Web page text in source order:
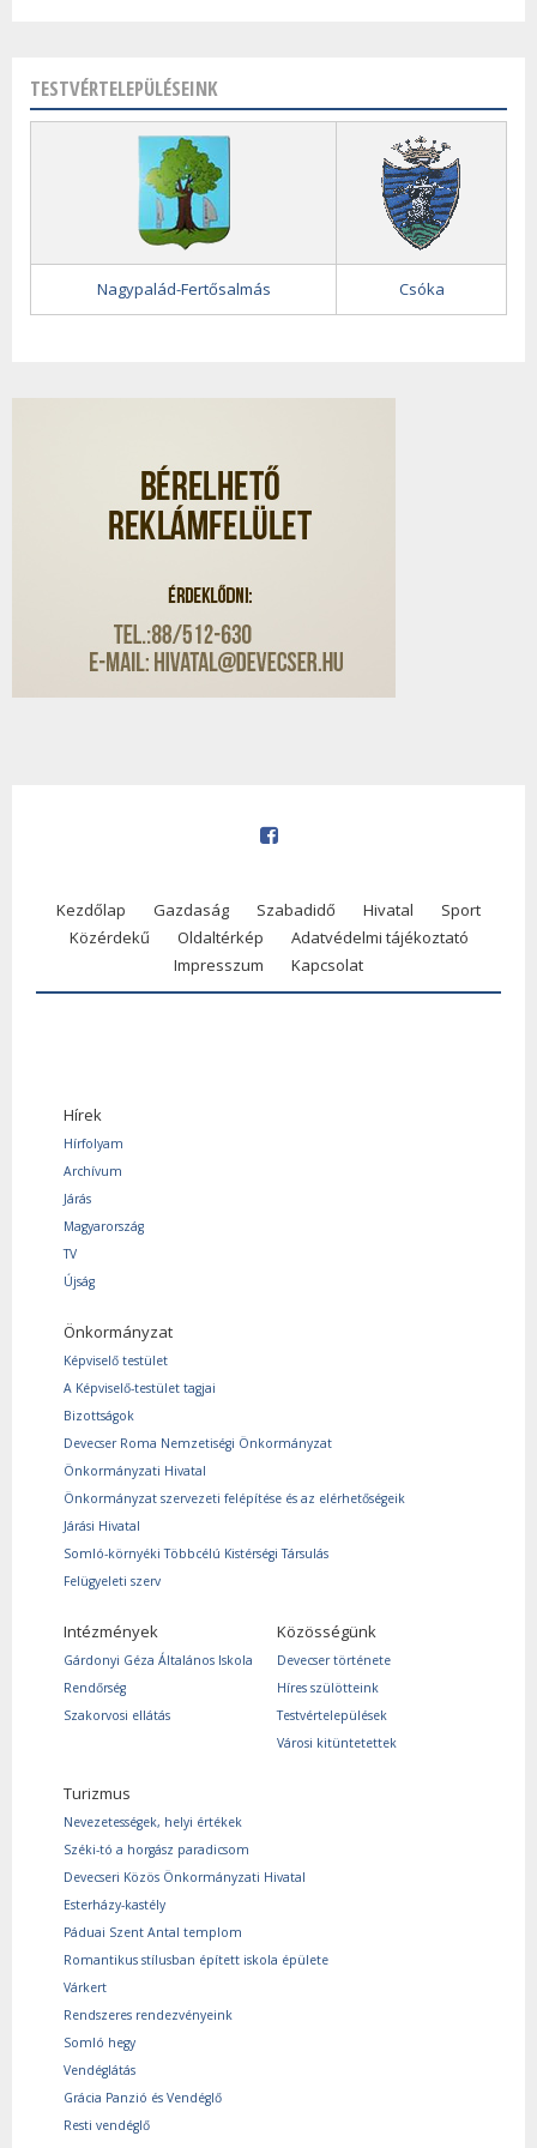
TESTVÉRTELEPÜLÉSEINK
Nagypalád-Fertősalmás Csóka
Kezdőlap Gazdaság Szabadidő Hivatal
Sport
Közérdekű
Oldaltérkép
Adatvédelmi tájékoztató
Impresszum
Kapcsolat
Hírek
Hírfolyam
Archívum
Járás
Magyarország
TV
Újság
Önkormányzat
Képviselő testület
A Képviselő-testület tagjai
Bizottságok
Devecser Roma Nemzetiségi Önkormányzat
Önkormányzati Hivatal
Önkormányzat szervezeti felépítése és az elérhetőségeik
Járási Hivatal
Somló-környéki Többcélú Kistérségi Társulás
Felügyeleti szerv
Intézmények
Gárdonyi Géza Általános Iskola
Rendőrség
Szakorvosi ellátás
Közösségünk
Devecser története
Híres szülötteink
Testvértelepülések
Városi kitüntetettek
Turizmus
Nevezetességek, helyi értékek
Széki-tó a horgász paradicsom
Devecseri Közös Önkormányzati Hivatal
Esterházy-kastély
Páduai Szent Antal templom
Romantikus stílusban épített iskola épülete
Várkert
Rendszeres rendezvényeink
Somló hegy
Vendéglátás
Grácia Panzió és Vendéglő
Resti vendéglő